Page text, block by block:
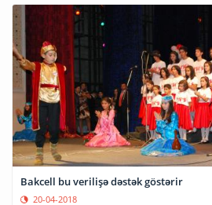
Bakcell bu verilişə dəstək göstərir
20-04-2018